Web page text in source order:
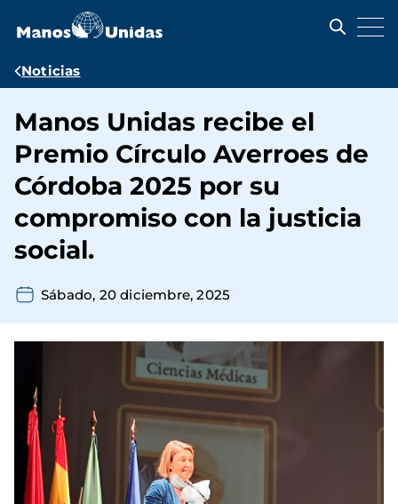
contenido
Ruta
navegación
Noticias
Manos Unidas recibe el
Premio Círculo Averroes de
Córdoba 2025 por su
compromiso con la justicia
social.
Sábado, 20 diciembre, 2025